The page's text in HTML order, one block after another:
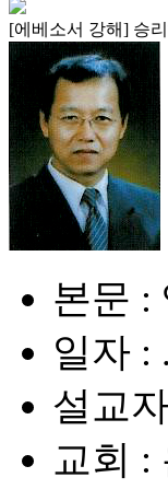
[에베소서 강해] 승
본문 :
일자 :
설교
교회 :